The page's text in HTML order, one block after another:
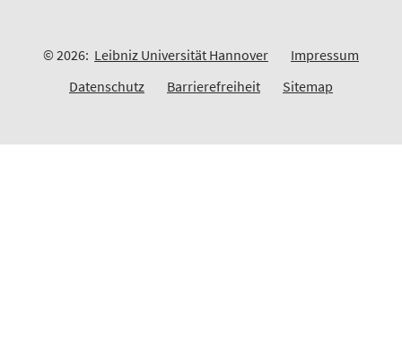
© 2026: Leibniz Universität Hannover
Impressum
Datenschutz
Barrierefreiheit Sitemap